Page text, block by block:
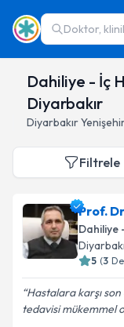
Doktor,
Dahiliye - İç
Diyarbakır
Diyarbakır
Filtrele
Prof.
Dahiliye
5 (3
Hastalara karşı son
tedavisi mükemmel